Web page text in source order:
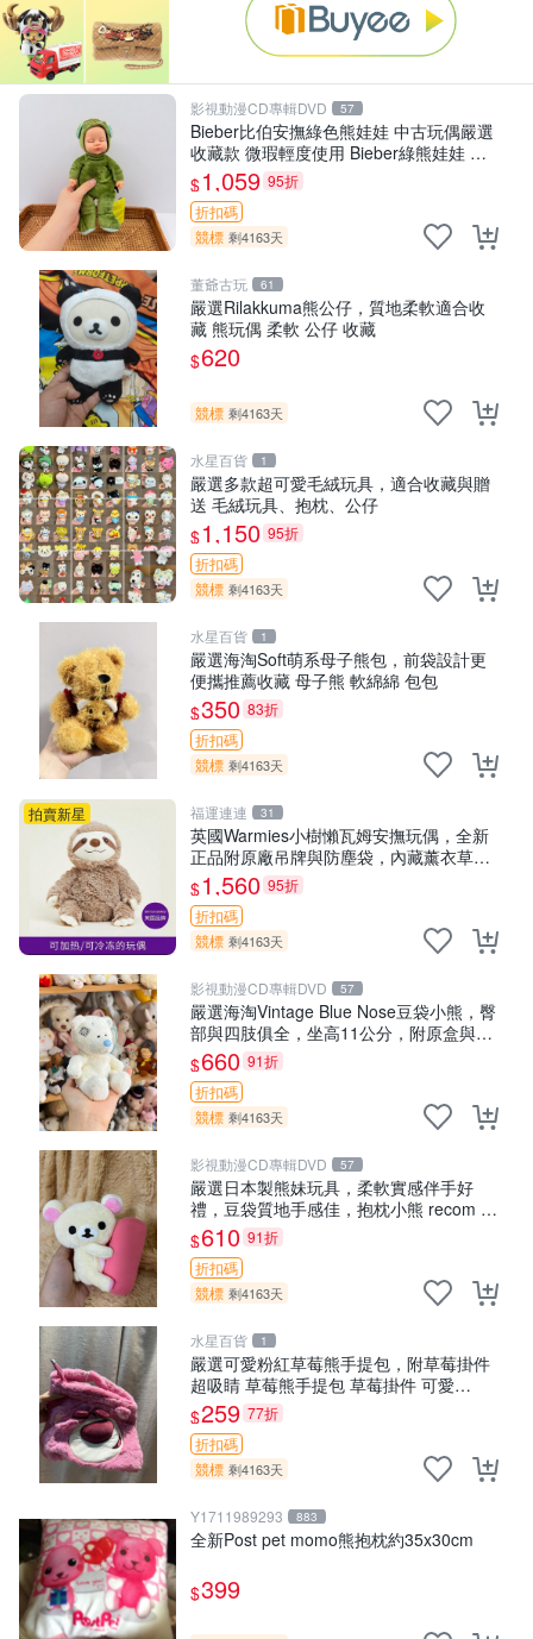
影視動漫CD專輯DVD 57
Bieber比伯安撫綠色熊娃娃 中古玩偶嚴選
收藏款 微瑕輕度使用 Bieber綠熊娃娃 中
古玩偶 微瑕
$1,059 95折
折扣碼
競標 剩4163天
董爺古玩 61
嚴選Rilakkuma熊公仔，質地柔軟適合收
藏 熊玩偶 柔軟 公仔 收藏
$620
競標 剩4163天
水星百貨 1
嚴選多款超可愛毛絨玩具，適合收藏與贈
送 毛絨玩具、抱枕、公仔
$1,150 95折
折扣碼
競標 剩4163天
水星百貨 1
嚴選海淘Soft萌系母子熊包，前袋設計更
便攜推薦收藏 母子熊 軟綿綿 包包
$350 83折
折扣碼
競標 剩4163天
拍賣新星 福運連連 31
英國Warmies小樹懶瓦姆安撫玩偶，全新
正品附原廠吊牌與防塵袋，內藏薰衣草可
加熱，適合各個年齡層，冷暖兩用享受抱
抱樂趣，不容錯過嚴選好物 溫暖 冷感
$1,560 95折
折扣碼
競標 剩4163天
影視動漫CD專輯DVD 57
嚴選海淘Vintage Blue Nose豆袋小熊，臀
部與四肢俱全，坐高11公分，附原盒與吊
牌收藏。藍鼻子小熊，值得擁有 玩具 憶熊
$660 91折
折扣碼
競標 剩4163天
影視動漫CD專輯DVD 57
嚴選日本製熊妹玩具，柔軟實感伴手好
禮，豆袋質地手感佳，抱枕小熊 recom 推
薦 白色豆袋 玩具
$610 91折
折扣碼
競標 剩4163天
水星百貨 1
嚴選可愛粉紅草莓熊手提包，附草莓掛件
超吸睛 草莓熊手提包 草莓掛件 可愛
portunese
$259 77折
折扣碼
競標 剩4163天
Y1711989293 883
全新Post pet momo熊抱枕約35x30cm
$399